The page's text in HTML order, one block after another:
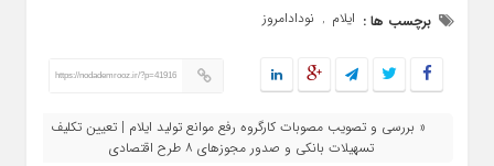
برچسب ها : ایلام , نودادامروز
https://nodademrooz.ir/?p=41916
« بررسی و تصویب مصوبات کارگروه رفع موانع تولید ایلام | تعیین تکلیف
تسهیلات بانکی و صدور مجوزهای ۸ طرح اقتصادی